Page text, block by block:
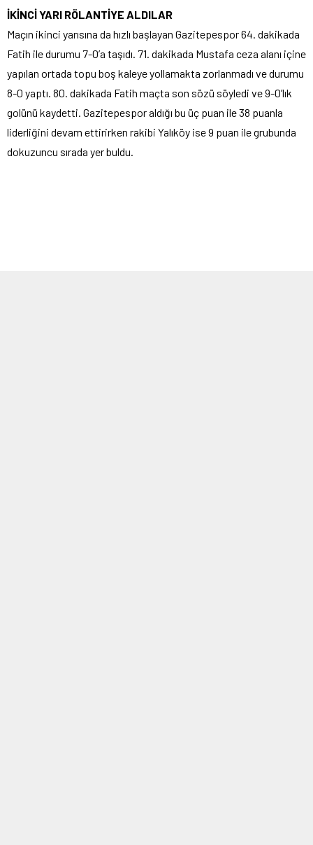
İKİNCİ YARI RÖLANTİYE ALDILAR
Maçın ikinci yarısına da hızlı başlayan Gazitepespor 64. dakikada
Fatih ile durumu 7-0’a taşıdı. 71. dakikada Mustafa ceza alanı içine
yapılan ortada topu boş kaleye yollamakta zorlanmadı ve durumu
8-0 yaptı. 80. dakikada Fatih maçta son sözü söyledi ve 9-0’lık
golünü kaydetti. Gazitepespor aldığı bu üç puan ile 38 puanla
liderliğini devam ettirirken rakibi Yalıköy ise 9 puan ile grubunda
dokuzuncu sırada yer buldu.